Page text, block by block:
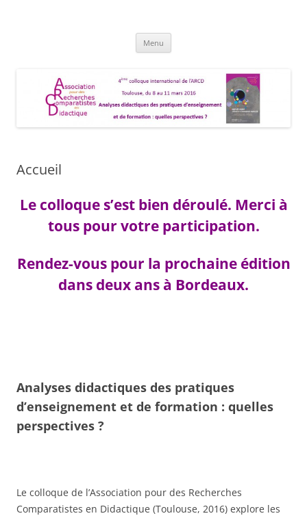
l'Association pour des Recherches
Comparatistes en Didactique
(ARCD)
Menu
Accueil
Le colloque s’est bien déroulé. Merci à
tous pour votre participation.
Rendez-vous pour la prochaine édition
dans deux ans à Bordeaux.
Analyses didactiques des pratiques
d’enseignement et de formation : quelles
perspectives ?
Le colloque de l’Association pour des Recherches
Comparatistes en Didactique (Toulouse, 2016) explore les